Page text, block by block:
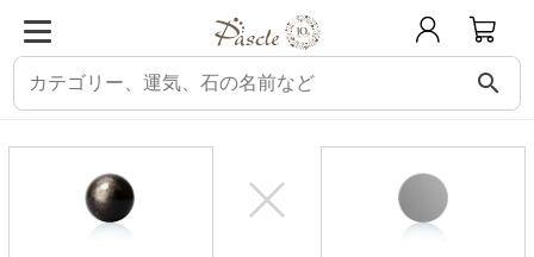
search
パスクル 組み合わせ・相性チェック シルバーオブシディアンと相性の良い石